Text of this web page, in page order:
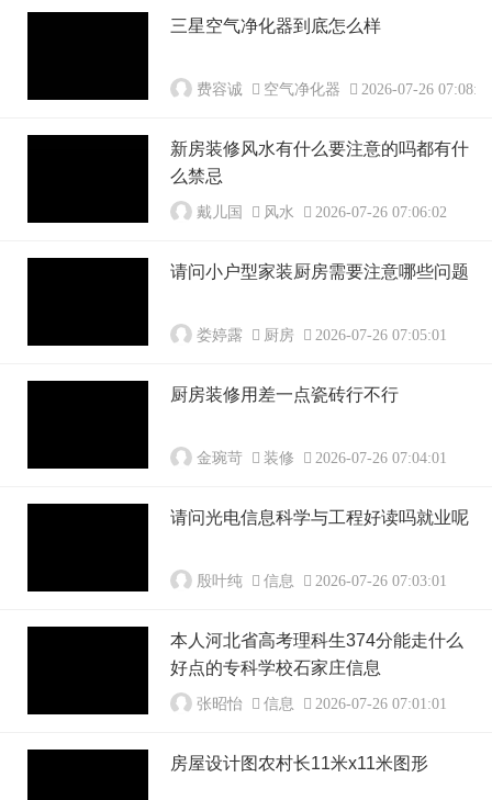
装修资质。2、装修的材料首先要明确知道市面
上的电线、水管、开关面板等分别有哪些品牌，
如有必要...
三星空气净化器到底怎么样
费容诚 空气净化器 2026-07-26 07:08:02
新房装修风水有什么要注意的吗都有什
么禁忌
戴儿国 风水 2026-07-26 07:06:02
请问小户型家装厨房需要注意哪些问题
娄婷露 厨房 2026-07-26 07:05:01
厨房装修用差一点瓷砖行不行
金琬苛 装修 2026-07-26 07:04:01
请问光电信息科学与工程好读吗就业呢
殷叶纯 信息 2026-07-26 07:03:01
本人河北省高考理科生374分能走什么
好点的专科学校石家庄信息
张昭怡 信息 2026-07-26 07:01:01
房屋设计图农村长11米x11米图形